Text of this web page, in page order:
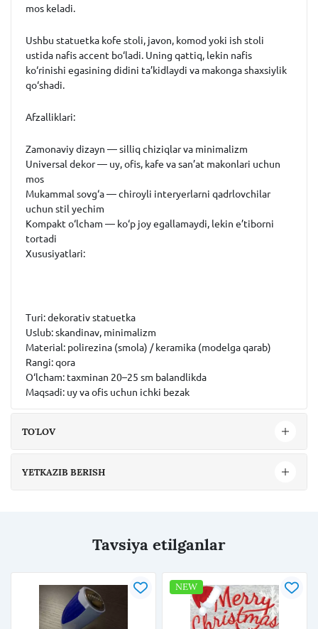
mos keladi.
Ushbu statuetka kofe stoli, javon, komod yoki ish stoli
ustida nafis accent bo‘ladi. Uning qattiq, lekin nafis
ko‘rinishi egasining didini ta’kidlaydi va makonga shaxsiylik
qo‘shadi.
Afzalliklari:
Zamonaviy dizayn — silliq chiziqlar va minimalizm
Universal dekor — uy, ofis, kafe va san’at makonlari uchun
mos
Mukammal sovg‘a — chiroyli interyerlarni qadrlovchilar
uchun stil yechim
Kompakt o‘lcham — ko‘p joy egallamaydi, lekin e’tiborni
tortadi
Xususiyatlari:
Turi: dekorativ statuetka
Uslub: skandinav, minimalizm
Material: polirezina (smola) / keramika (modelga qarab)
Rangi: qora
O‘lcham: taxminan 20–25 sm balandlikda
Maqsadi: uy va ofis uchun ichki bezak
TO'LOV
YETKAZIB BERISH
Tavsiya etilganlar
NEW